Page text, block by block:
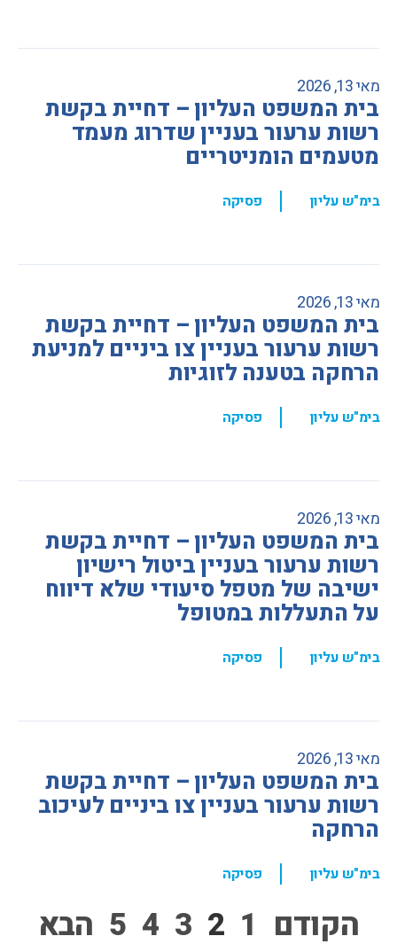
מאי 13, 2026
בית המשפט העליון – דחיית בקשת
רשות ערעור בעניין שדרוג מעמד
מטעמים הומניטריים
בימ"ש עליון , פסיקה
מאי 13, 2026
בית המשפט העליון – דחיית בקשת
רשות ערעור בעניין צו ביניים למניעת
הרחקה בטענה לזוגיות
בימ"ש עליון , פסיקה
מאי 13, 2026
בית המשפט העליון – דחיית בקשת
רשות ערעור בעניין ביטול רישיון
ישיבה של מטפל סיעודי שלא דיווח
על התעללות במטופל
בימ"ש עליון , פסיקה
מאי 13, 2026
בית המשפט העליון – דחיית בקשת
רשות ערעור בעניין צו ביניים לעיכוב
הרחקה
בימ"ש עליון , פסיקה
הקודם 1
2
3
4
5 הבא